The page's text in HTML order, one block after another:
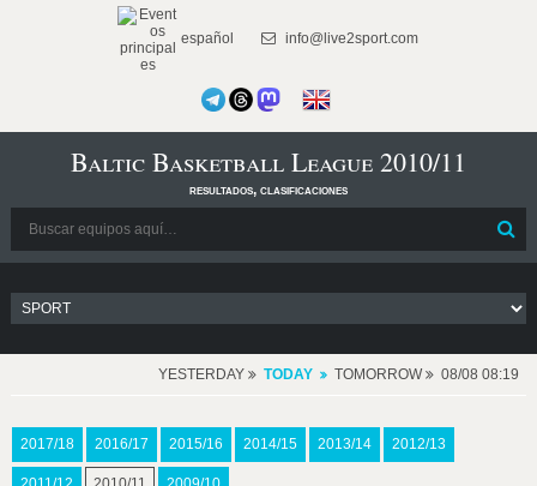
español info@live2sport.com
Baltic Basketball League 2010/11
resultados, clasificaciones
YESTERDAY TODAY TOMORROW 08/08 08:19
2017/18 2016/17 2015/16 2014/15 2013/14 2012/13